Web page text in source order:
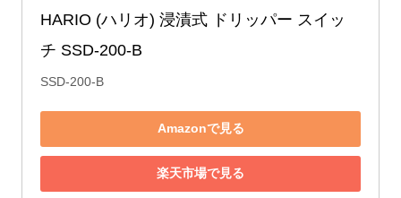
HARIO (ハリオ) 浸漬式 ドリッパー スイッ
チ SSD-200-B
SSD-200-B
Amazonで見る
楽天市場で見る